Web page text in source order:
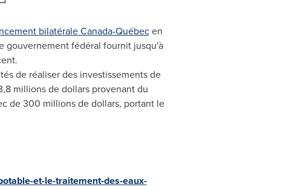
bilatérale Canada-Québecen
gouvernement fédéral fournit jusqu'à
de réaliser des investissements de
millions de dollars provenant du
de 300 millions de dollars, portant le
et-le-traitement-des-eaux-